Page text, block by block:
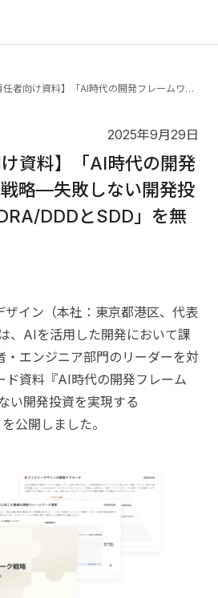
【開発責任者向け資料】「AI時代の開発フレームワーク戦略—失敗しない開発投資を実現するRDRA/DDDとSDD」を無料公開
2025年9月29日
け資料】「AI時代の開発
略—失敗しない開発投
DDDとSDD」を無
ザイン（本社：東京都港区、代表
、AIを活用した開発において課
・エンジニア部門のリーダーを対
ド資料『AI時代の開発フレーム
い開発投資を実現する
公開しました。